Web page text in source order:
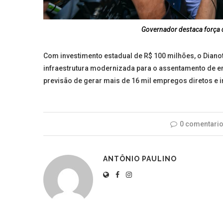
Governador destaca força
Com investimento estadual de R$ 100 milhões, o
infraestrutura modernizada para o assentamento de
previsão de gerar mais de 16 mil empregos diretos e
0 comentario
ANTÔNIO PAULINO
lança
tecnologia...
Entrevista com
Presidente da